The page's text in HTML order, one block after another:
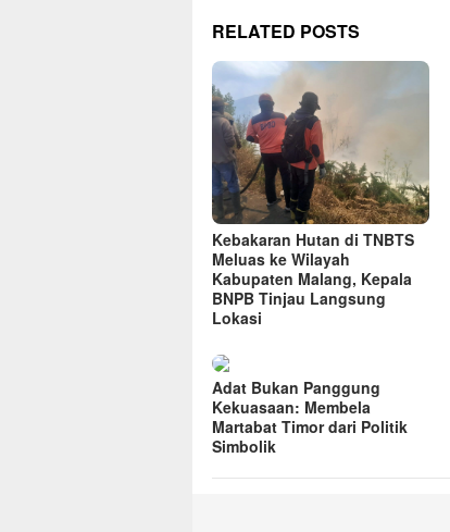
RELATED POSTS
Kebakaran Hutan di TNBTS
Meluas ke Wilayah
Kabupaten Malang, Kepala
BNPB Tinjau Langsung
Lokasi
Adat Bukan Panggung
Kekuasaan: Membela
Martabat Timor dari Politik
Simbolik